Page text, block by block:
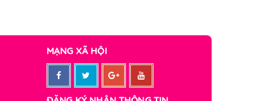
MẠNG XÃ HỘI